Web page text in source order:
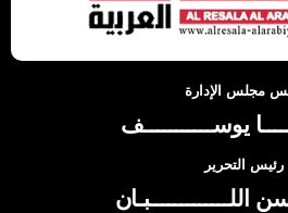
مجلس الإدارة
يوســـــــــــف
رئيس التحرير
اللـــــــــــــبـان